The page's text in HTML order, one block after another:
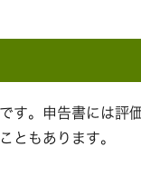
す。申告書には評
ともあります。